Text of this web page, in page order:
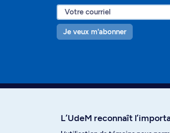
Je veux m'abonner
L’UdeM reconnaît